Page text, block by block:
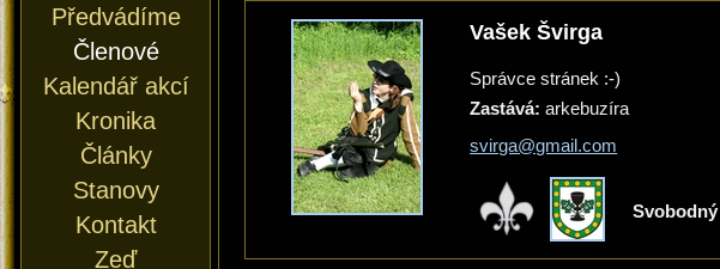
Vašek Švirga
Správce stránek :-)
Zastává:arkebuzíra
svirga@gmail.com
Předvádíme
Členové
Kalendář akcí
Kronika
Články
Stanovy
Kontakt
Zeď